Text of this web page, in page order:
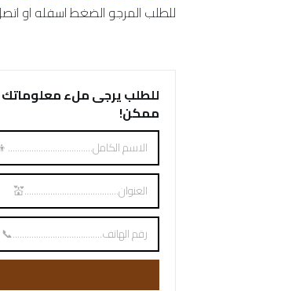
للطلب المرجو الضغط اسفله او
للطلب يرجى ملء
ممكن!